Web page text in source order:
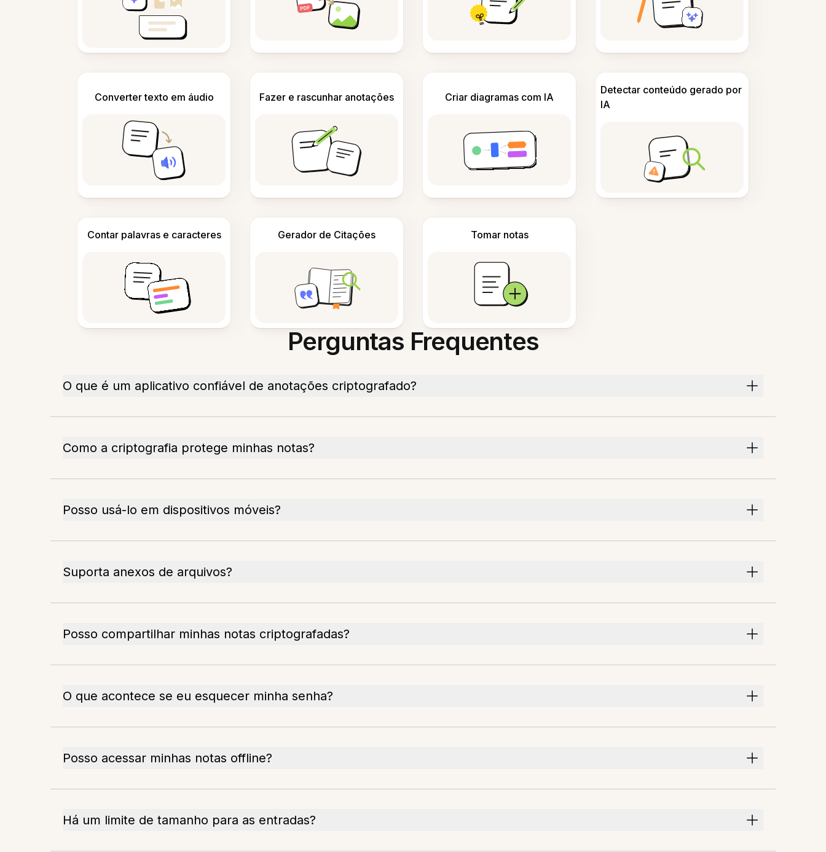
Converter texto em áudio Fazer e rascunhar anotações Criar diagramas com IA
Detectar conteúdo gerado por
IA
Contar palavras e caracteres Gerador de Citações Tomar notas
Perguntas Frequentes
O que é um aplicativo confiável de anotações criptografado?
Como a criptografia protege minhas notas?
Posso usá-lo em dispositivos móveis?
Suporta anexos de arquivos?
Posso compartilhar minhas notas criptografadas?
O que acontece se eu esquecer minha senha?
Posso acessar minhas notas offline?
Há um limite de tamanho para as entradas?